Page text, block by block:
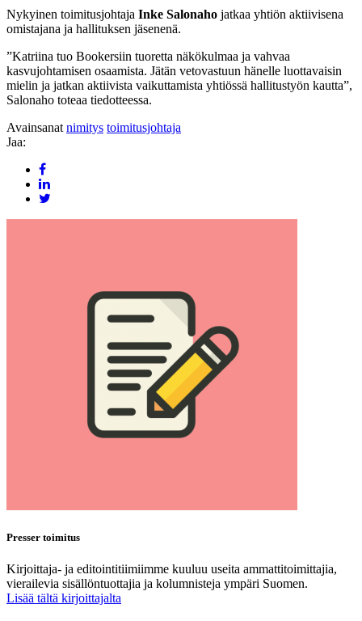
Nykyinen toimitusjohtaja Inke Salonaho jatkaa yhtiön aktiivisena
omistajana ja hallituksen jäsenenä.
”Katriina tuo Bookersiin tuoretta näkökulmaa ja vahvaa
kasvujohtamisen osaamista. Jätän vetovastuun hänelle luottavaisin
mielin ja jatkan aktiivista vaikuttamista yhtiössä hallitustyön kautta”,
Salonaho toteaa tiedotteessa.
Avainsanat nimitys toimitusjohtaja
Jaa:
Presser toimitus
Kirjoittaja- ja editointitiimiimme kuuluu useita ammattitoimittajia,
vierailevia sisällöntuottajia ja kolumnisteja ympäri Suomen.
Lisää tältä kirjoittajalta